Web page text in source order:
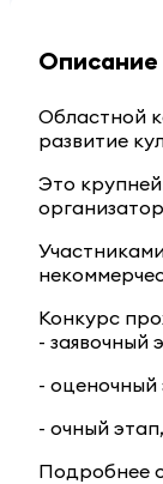
Описание
Областной
развитие
Это
Конкурс
- заявочный
- оценочный
- очный
Подробнее